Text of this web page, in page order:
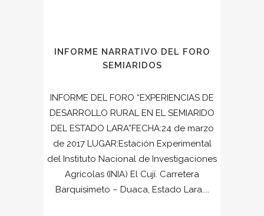
INFORME NARRATIVO DEL FORO
SEMIARIDOS
INFORME DEL FORO “EXPERIENCIAS DE
DESARROLLO RURAL EN EL SEMIARIDO
DEL ESTADO LARA”FECHA:24 de marzo
de 2017 LUGAR:Estación Experimental
del Instituto Nacional de Investigaciones
Agrícolas (INIA) El Cují. Carretera
Barquisimeto – Duaca, Estado Lara....